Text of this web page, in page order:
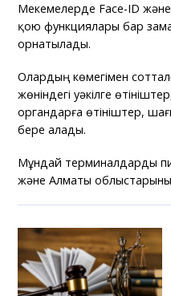
Мекемелерде Face-ID
қою функциялары бар
орнатылады.
Олардың көмегімен
жөніндегі уәкілге
органдарға өтініштер,
бере алады.
Мұндай терминалдарды
және Алматы